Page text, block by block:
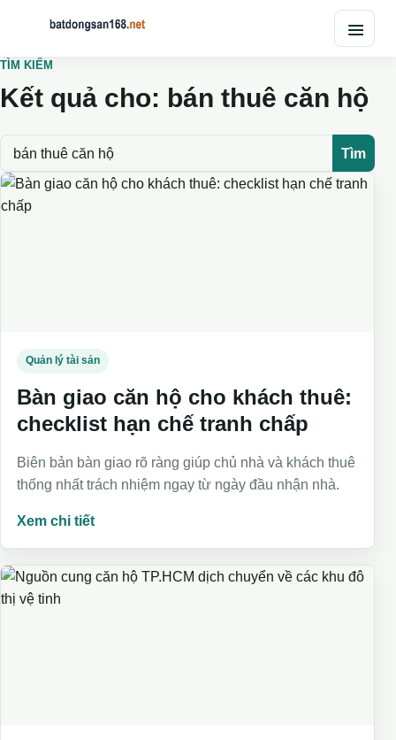
TÌM KIẾM
Kết quả cho: bán thuê căn hộ
Tìm kiếm
Tìm
Quản lý tài sản
Bàn giao căn hộ cho khách thuê:
checklist hạn chế tranh chấp
Biên bản bàn giao rõ ràng giúp chủ nhà và khách thuê
thống nhất trách nhiệm ngay từ ngày đầu nhận nhà.
Xem chi tiết